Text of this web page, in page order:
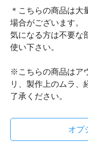
＊こちらの商品は大
場合がございます。
気になる方は不要な
使い下さい。
※こちらの商品はア
リ、製作上のムラ、
了承ください。
オプ